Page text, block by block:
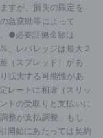
すが、損失の限定を
急変動等によって
●必要証拠金額は
、レバレッジは最大２
（スプレッド）があ
拡大する可能性があ
レートに相違（スリッ
トの受取りと支払いに
整が支払調整、もし
開始にあたっては契約